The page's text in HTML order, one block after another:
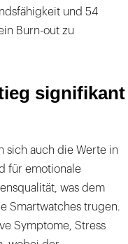
und 54
Burn-out zu
signifikant
sich auch die Werte in
für emotionale
was dem
Smartwatches trugen.
Symptome, Stress